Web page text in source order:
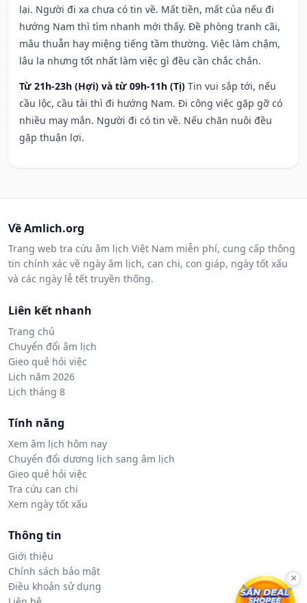
lại. Người đi xa chưa có tin về. Mất tiền, mất của nếu đi
hướng Nam thì tìm nhanh mới thấy. Đề phòng tranh cãi,
mâu thuẫn hay miệng tiếng tầm thường. Việc làm chậm,
lâu la nhưng tốt nhất làm việc gì đều cần chắc chắn.
Từ 21h-23h (Hợi) và từ 09h-11h (Tị) Tin vui sắp tới, nếu
cầu lộc, cầu tài thì đi hướng Nam. Đi công việc gặp gỡ có
nhiều may mắn. Người đi có tin về. Nếu chăn nuôi đều
gặp thuận lợi.
Về Amlich.org
Trang web tra cứu âm lịch Việt Nam miễn phí, cung cấp thông
tin chính xác về ngày âm lịch, can chi, con giáp, ngày tốt xấu
và các ngày lễ tết truyền thống.
Liên kết nhanh
Trang chủ
Chuyển đổi âm lịch
Gieo quẻ hỏi việc
Lịch năm 2026
Lịch tháng 8
Tính năng
Xem âm lịch hôm nay
Chuyển đổi dương lịch sang âm lịch
Gieo quẻ hỏi việc
Tra cứu can chi
Xem ngày tốt xấu
Thông tin
Giới thiệu
Chính sách bảo mật
Điều khoản sử dụng
×